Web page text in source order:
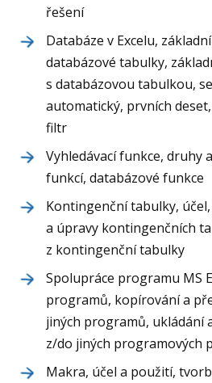
řešení
Databáze v Excelu,
databázové tabulky,
s databázovou tabulkou,
automatický, prvních
filtr
Vyhledávací funkce, druhy
funkcí, databázové funkce
Kontingenční tabulky,
a úpravy kontingenčních
z kontingenční tabulky
Spolupráce programu MS
programů, kopírování a
jiných programů, ukládání
z/do jiných programových
Makra, účel a použití,